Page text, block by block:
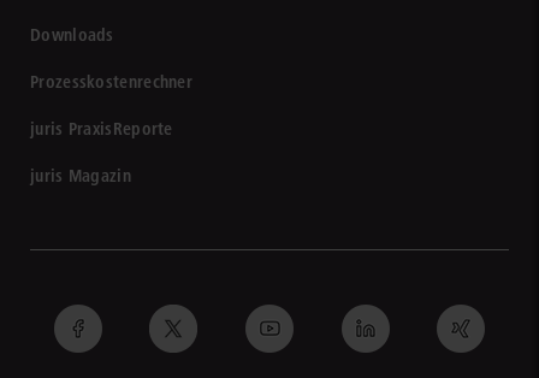
Downloads
Prozesskostenrechner
juris PraxisReporte
juris Magazin